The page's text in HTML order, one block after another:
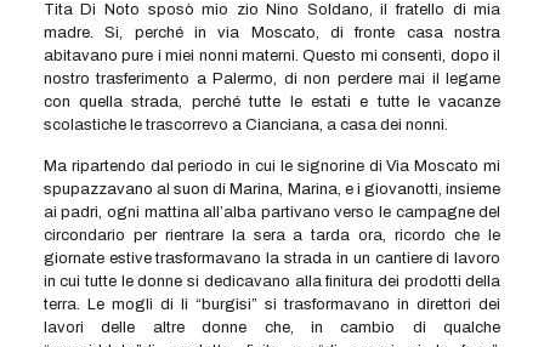
Tita Di Noto sposò mio zio Nino Soldano, il fratello di mia
madre. Si, perché in via Moscato, di fronte casa nostra
abitavano pure i miei nonni materni. Questo mi consentì, dopo il
nostro trasferimento a Palermo, di non perdere mai il legame
con quella strada, perché tutte le estati e tutte le vacanze
scolastiche le trascorrevo a Cianciana, a casa dei nonni.
Ma ripartendo dal periodo in cui le signorine di Via Moscato mi
spupazzavano al suon di Marina, Marina, e i giovanotti, insieme
ai padri, ogni mattina all’alba partivano verso le campagne del
circondario per rientrare la sera a tarda ora, ricordo che le
giornate estive trasformavano la strada in un cantiere di lavoro
in cui tutte le donne si dedicavano alla finitura dei prodotti della
terra. Le mogli di li “burgisi” si trasformavano in direttori dei
lavori delle altre donne che, in cambio di qualche